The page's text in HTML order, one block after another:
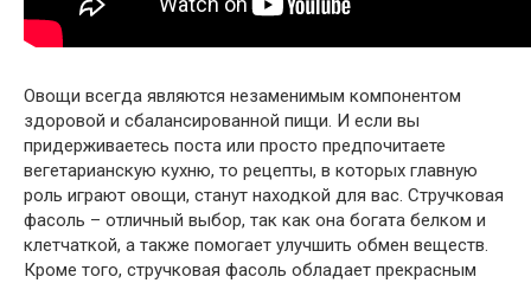
Овощи всегда являются незаменимым компонентом
здоровой и сбалансированной пищи. И если вы
придерживаетесь поста или просто предпочитаете
вегетарианскую кухню, то рецепты, в которых главную
роль играют овощи, станут находкой для вас. Стручковая
фасоль – отличный выбор, так как она богата белком и
клетчаткой, а также помогает улучшить обмен веществ.
Кроме того, стручковая фасоль обладает прекрасным